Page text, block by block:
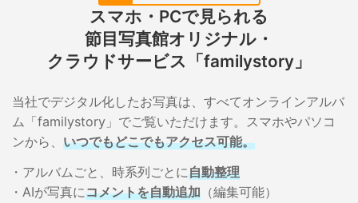
スマホ・PCで見られる
節目写真館オリジナル・
クラウドサービス「familystory」
当社でデジタル化したお写真は、すべてオンラインアルバ
ム「familystory」でご覧いただけます。スマホやパソコ
ンから、 いつでもどこでもアクセス可能。
アルバムごと、時系列ごとに自動整理
AIが写真にコメントを自動追加 （編集可能）